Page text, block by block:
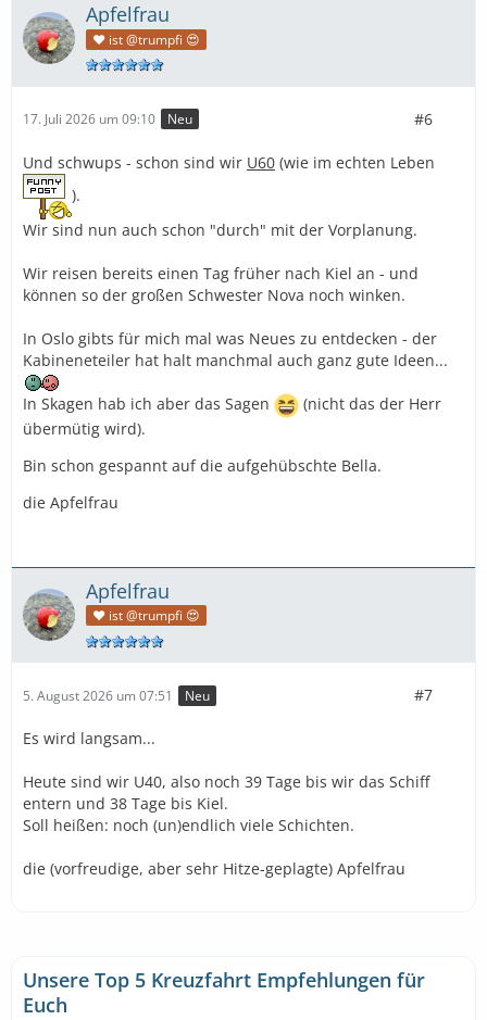
Apfelfrau
❤️ ist @trumpfi 😍
17. Juli 2026 um 09:10 Neu #6
Und schwups - schon sind wir U60 (wie im echten Leben
).
Wir sind nun auch schon "durch" mit der Vorplanung.
Wir reisen bereits einen Tag früher nach Kiel an - und
können so der großen Schwester Nova noch winken.
In Oslo gibts für mich mal was Neues zu entdecken - der
Kabineneteiler hat halt manchmal auch ganz gute Ideen...
In Skagen hab ich aber das Sagen
(nicht das der Herr
übermütig wird).
Bin schon gespannt auf die aufgehübschte Bella.
die Apfelfrau
Apfelfrau
❤️ ist @trumpfi 😍
5. August 2026 um 07:51 Neu #7
Es wird langsam...
Heute sind wir U40, also noch 39 Tage bis wir das Schiff
entern und 38 Tage bis Kiel.
Soll heißen: noch (un)endlich viele Schichten.
die (vorfreudige, aber sehr Hitze-geplagte) Apfelfrau
Unsere Top 5 Kreuzfahrt Empfehlungen für
Euch